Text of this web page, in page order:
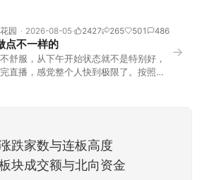
园 2026-08-05 2427 265 501 486
点不一样的
舒服，从下午开始状态就不是特别好，
直播，感觉整个人快到极限了。按照平
给他点个赞。晚些时候，我会按点赞数
比较
→
跌家数与连板高度
块成交额与北向资金